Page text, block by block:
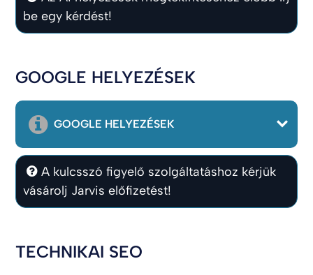
be egy kérdést!
GOOGLE HELYEZÉSEK
GOOGLE HELYEZÉSEK
A kulcsszó figyelő szolgáltatáshoz kérjük
vásárolj Jarvis előfizetést!
TECHNIKAI SEO